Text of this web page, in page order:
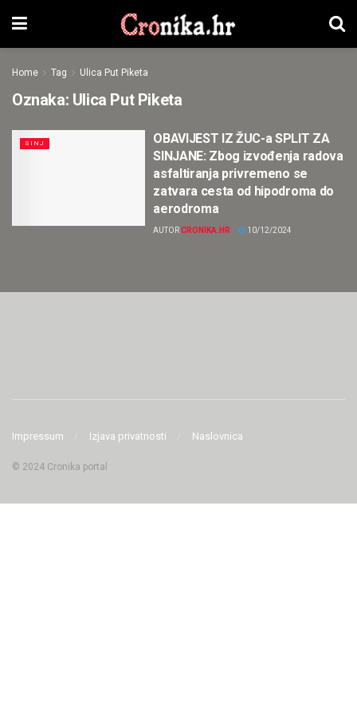
Home Tag Ulica Put Piketa
Oznaka: Ulica Put Piketa
SINJ
OBAVIJEST IZ ŽUC-a SPLIT ZA
SINJANE: Zbog izvođenja radova
asfaltiranja privremeno se
zatvara cesta od hipodroma do
aerodroma
AUTORCRONIKA.HR 10/12/2024
Impressum Izjava privatnosti Naslovnica
© 2024 Cronika portal